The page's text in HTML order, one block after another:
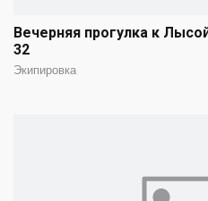
Вечерняя прогулка к
32
Экипировка